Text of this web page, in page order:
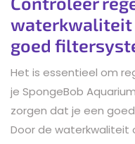
waterkwaliteit
goed
Het is essentieel om
je SpongeBob
zorgen dat je een
Door de waterkwaliteit